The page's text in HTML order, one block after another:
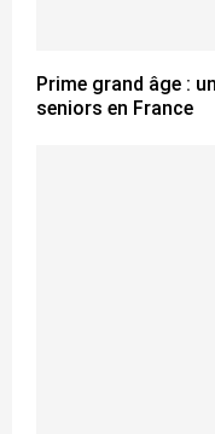
Prime grand âge :
seniors en France